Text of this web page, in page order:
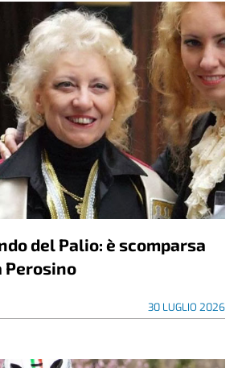
del Palio: è scomparsa
Perosino
30 LUGLIO 2026